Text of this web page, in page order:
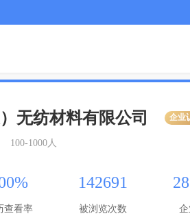
无纺材料有限公司 企业
100-1000人
查看率
142691
被浏览次数